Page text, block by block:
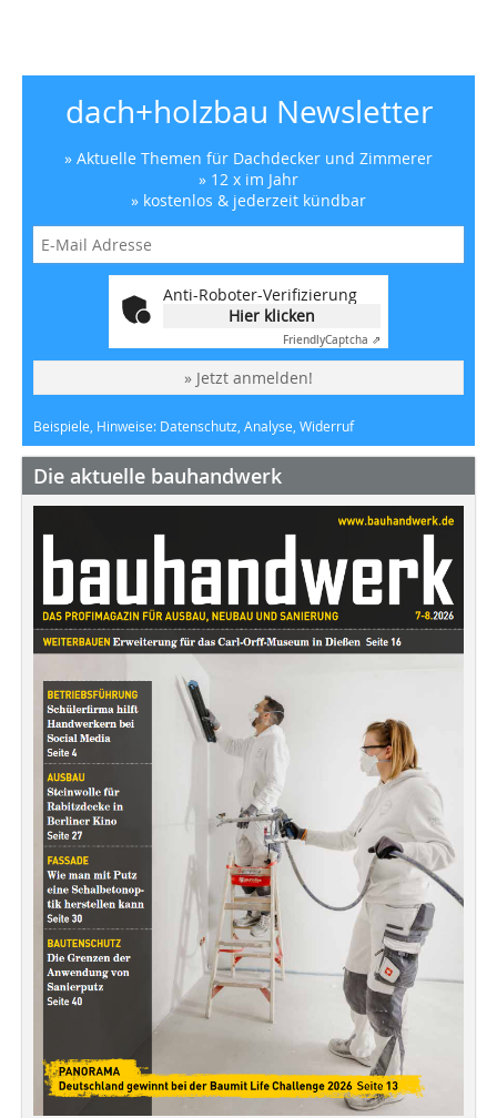
dach+holzbau Newsletter
» Aktuelle Themen für Dachdecker und Zimmerer
» 12 x im Jahr
» kostenlos & jederzeit kündbar
Anti-Roboter-Verifizierung
Hier klicken
FriendlyCaptcha ⇗
» Jetzt anmelden!
Beispiele, Hinweise: Datenschutz, Analyse, Widerruf
Die aktuelle bauhandwerk